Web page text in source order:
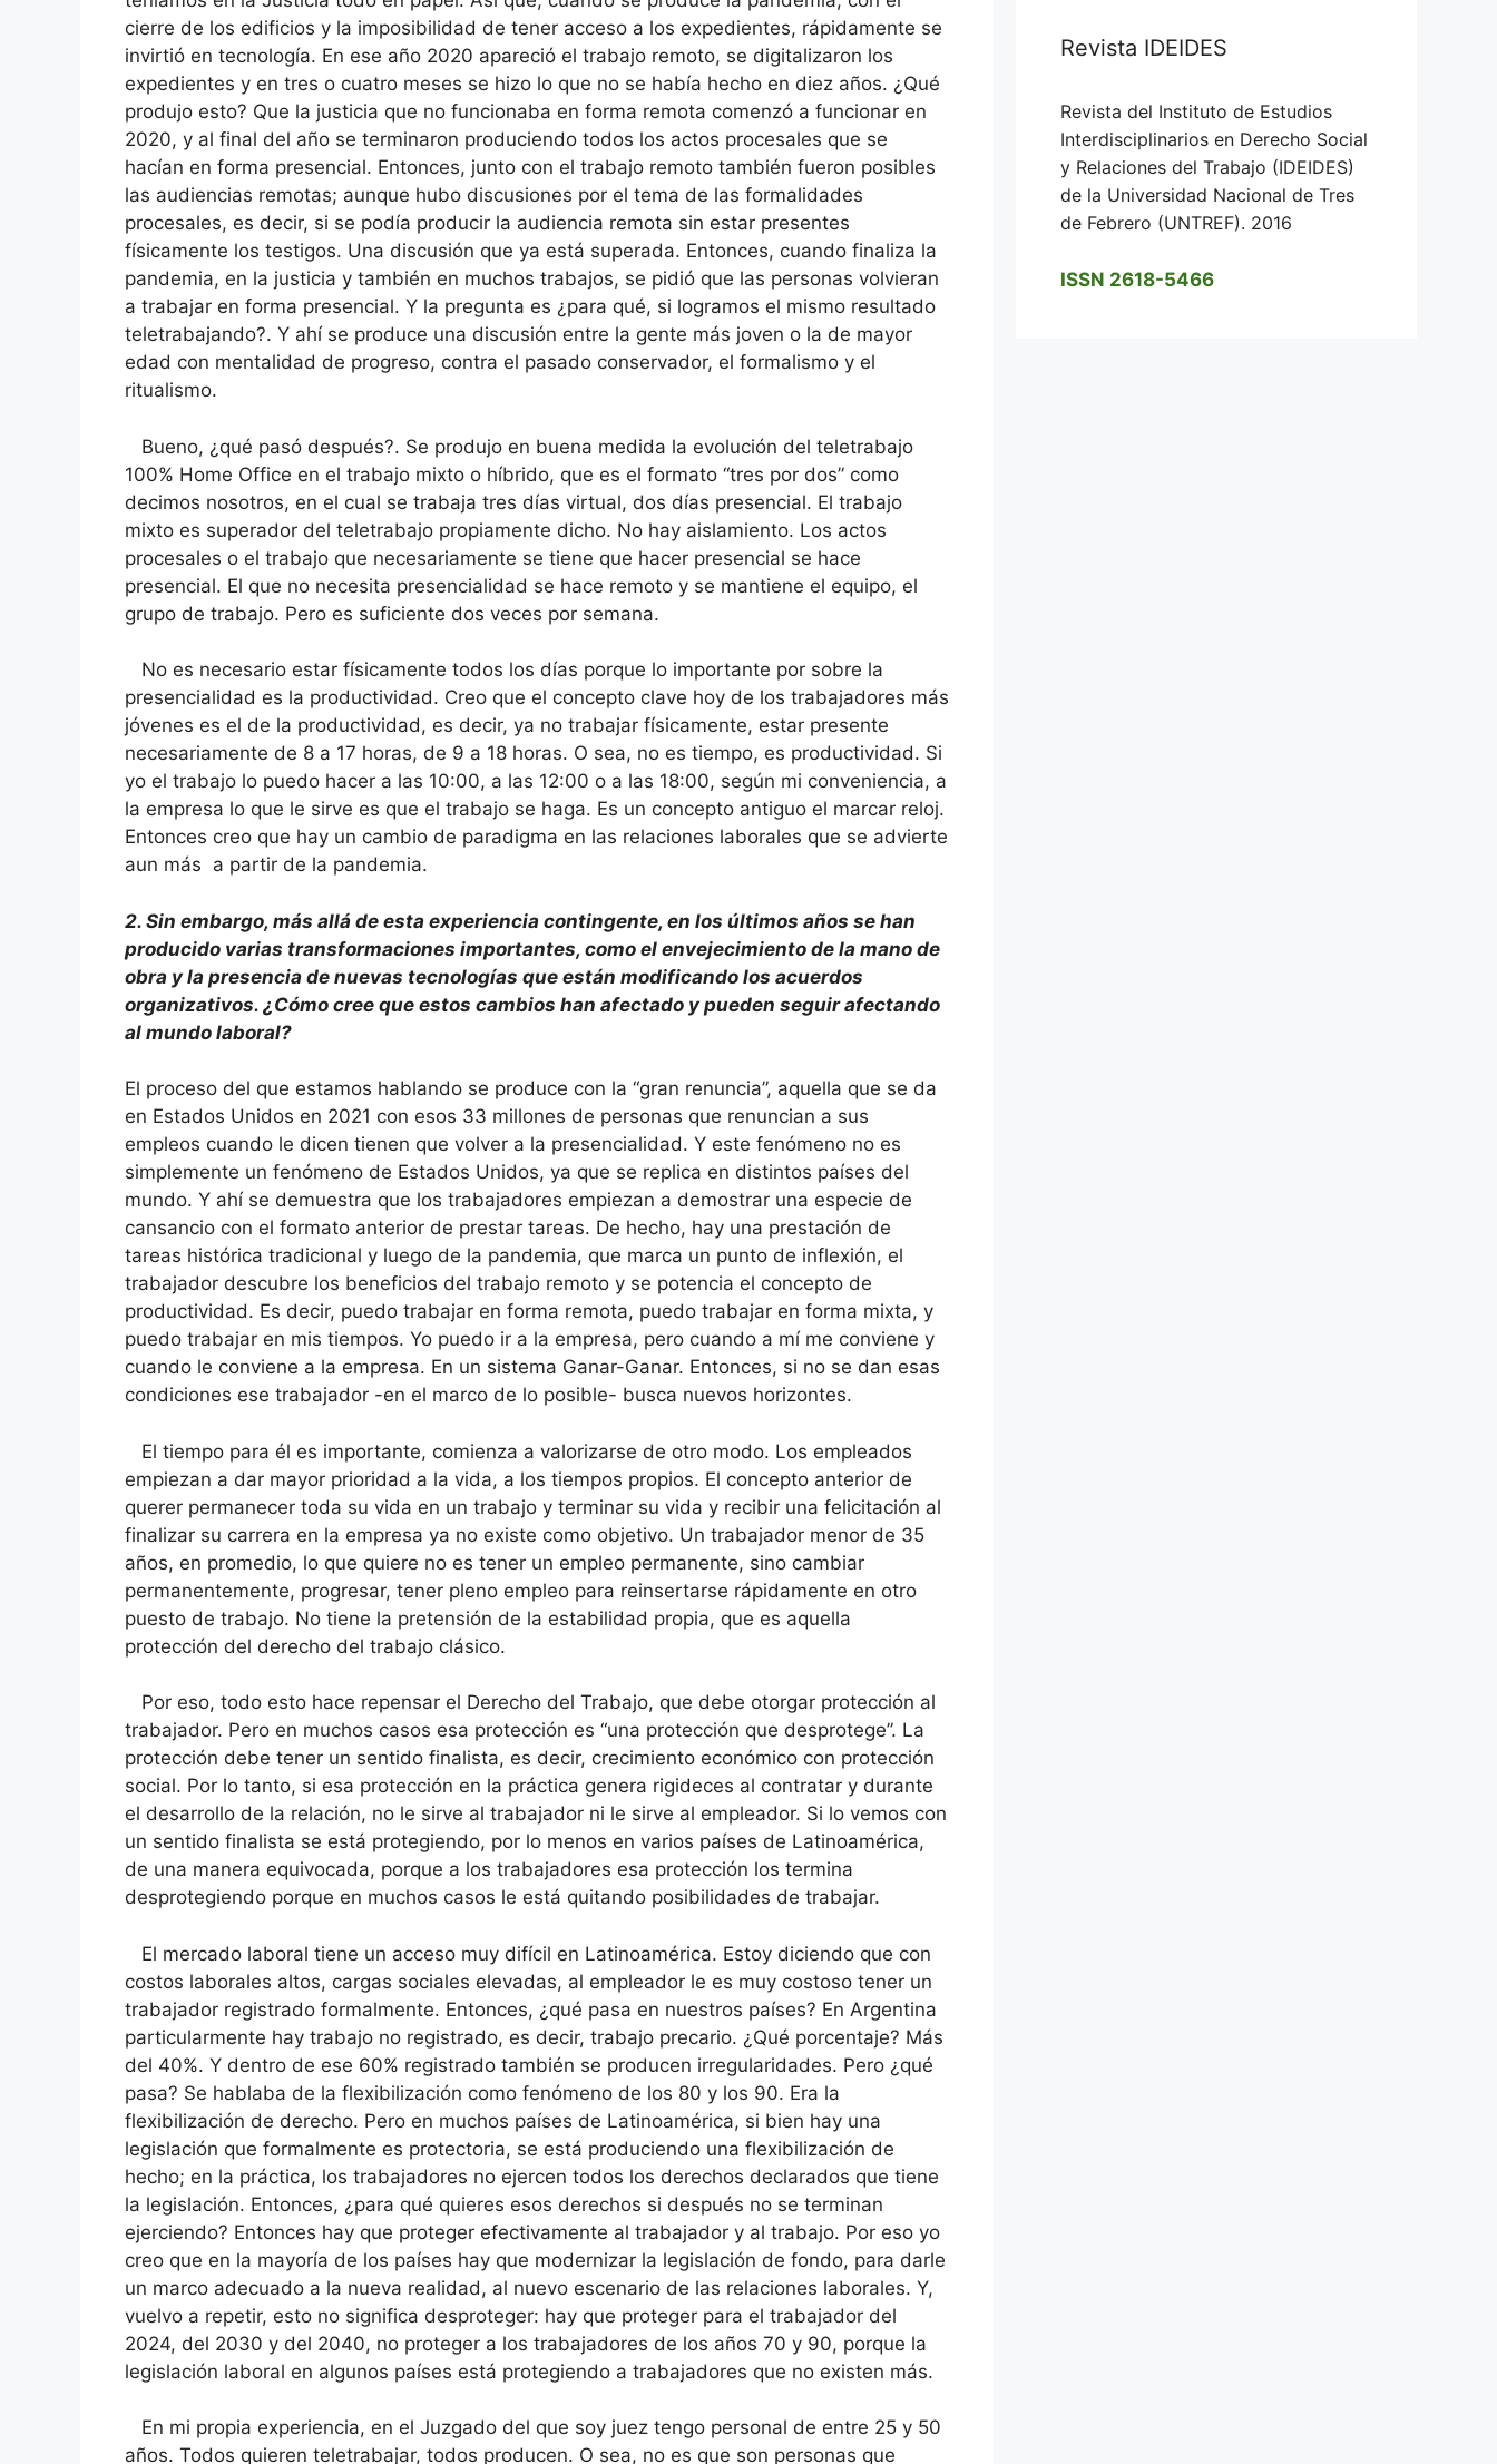
cierre de los edificios y la imposibilidad de tener acceso a los expedientes, rápidamente se
invirtió en tecnología. En ese año 2020 apareció el trabajo remoto, se digitalizaron los
expedientes y en tres o cuatro meses se hizo lo que no se había hecho en diez años. ¿Qué
produjo esto? Que la justicia que no funcionaba en forma remota comenzó a funcionar en
2020, y al final del año se terminaron produciendo todos los actos procesales que se
hacían en forma presencial. Entonces, junto con el trabajo remoto también fueron posibles
las audiencias remotas; aunque hubo discusiones por el tema de las formalidades
procesales, es decir, si se podía producir la audiencia remota sin estar presentes
físicamente los testigos. Una discusión que ya está superada. Entonces, cuando finaliza la
pandemia, en la justicia y también en muchos trabajos, se pidió que las personas volvieran
a trabajar en forma presencial. Y la pregunta es ¿para qué, si logramos el mismo resultado
teletrabajando?. Y ahí se produce una discusión entre la gente más joven o la de mayor
edad con mentalidad de progreso, contra el pasado conservador, el formalismo y el
ritualismo.
Bueno, ¿qué pasó después?. Se produjo en buena medida la evolución del teletrabajo
100% Home Office en el trabajo mixto o híbrido, que es el formato “tres por dos” como
decimos nosotros, en el cual se trabaja tres días virtual, dos días presencial. El trabajo
mixto es superador del teletrabajo propiamente dicho. No hay aislamiento. Los actos
procesales o el trabajo que necesariamente se tiene que hacer presencial se hace
presencial. El que no necesita presencialidad se hace remoto y se mantiene el equipo, el
grupo de trabajo. Pero es suficiente dos veces por semana.
No es necesario estar físicamente todos los días porque lo importante por sobre la
presencialidad es la productividad. Creo que el concepto clave hoy de los trabajadores más
jóvenes es el de la productividad, es decir, ya no trabajar físicamente, estar presente
necesariamente de 8 a 17 horas, de 9 a 18 horas. O sea, no es tiempo, es productividad. Si
yo el trabajo lo puedo hacer a las 10:00, a las 12:00 o a las 18:00, según mi conveniencia, a
la empresa lo que le sirve es que el trabajo se haga. Es un concepto antiguo el marcar reloj.
Entonces creo que hay un cambio de paradigma en las relaciones laborales que se advierte
aun más a partir de la pandemia.
2. Sin embargo, más allá de esta experiencia contingente, en los últimos años se han
producido varias transformaciones importantes, como el envejecimiento de la mano de
obra y la presencia de nuevas tecnologías que están modificando los acuerdos
organizativos. ¿Cómo cree que estos cambios han afectado y pueden seguir afectando
al mundo laboral?
El proceso del que estamos hablando se produce con la “gran renuncia”, aquella que se da
en Estados Unidos en 2021 con esos 33 millones de personas que renuncian a sus
empleos cuando le dicen tienen que volver a la presencialidad. Y este fenómeno no es
simplemente un fenómeno de Estados Unidos, ya que se replica en distintos países del
mundo. Y ahí se demuestra que los trabajadores empiezan a demostrar una especie de
cansancio con el formato anterior de prestar tareas. De hecho, hay una prestación de
tareas histórica tradicional y luego de la pandemia, que marca un punto de inflexión, el
trabajador descubre los beneficios del trabajo remoto y se potencia el concepto de
productividad. Es decir, puedo trabajar en forma remota, puedo trabajar en forma mixta, y
puedo trabajar en mis tiempos. Yo puedo ir a la empresa, pero cuando a mí me conviene y
cuando le conviene a la empresa. En un sistema Ganar-Ganar. Entonces, si no se dan esas
condiciones ese trabajador -en el marco de lo posible- busca nuevos horizontes.
El tiempo para él es importante, comienza a valorizarse de otro modo. Los empleados
empiezan a dar mayor prioridad a la vida, a los tiempos propios. El concepto anterior de
querer permanecer toda su vida en un trabajo y terminar su vida y recibir una felicitación al
finalizar su carrera en la empresa ya no existe como objetivo. Un trabajador menor de 35
años, en promedio, lo que quiere no es tener un empleo permanente, sino cambiar
permanentemente, progresar, tener pleno empleo para reinsertarse rápidamente en otro
puesto de trabajo. No tiene la pretensión de la estabilidad propia, que es aquella
protección del derecho del trabajo clásico.
Por eso, todo esto hace repensar el Derecho del Trabajo, que debe otorgar protección al
trabajador. Pero en muchos casos esa protección es “una protección que desprotege”. La
protección debe tener un sentido finalista, es decir, crecimiento económico con protección
social. Por lo tanto, si esa protección en la práctica genera rigideces al contratar y durante
el desarrollo de la relación, no le sirve al trabajador ni le sirve al empleador. Si lo vemos con
un sentido finalista se está protegiendo, por lo menos en varios países de Latinoamérica,
de una manera equivocada, porque a los trabajadores esa protección los termina
desprotegiendo porque en muchos casos le está quitando posibilidades de trabajar.
El mercado laboral tiene un acceso muy difícil en Latinoamérica. Estoy diciendo que con
costos laborales altos, cargas sociales elevadas, al empleador le es muy costoso tener un
trabajador registrado formalmente. Entonces, ¿qué pasa en nuestros países? En Argentina
particularmente hay trabajo no registrado, es decir, trabajo precario. ¿Qué porcentaje? Más
del 40%. Y dentro de ese 60% registrado también se producen irregularidades. Pero ¿qué
pasa? Se hablaba de la flexibilización como fenómeno de los 80 y los 90. Era la
flexibilización de derecho. Pero en muchos países de Latinoamérica, si bien hay una
legislación que formalmente es protectoria, se está produciendo una flexibilización de
hecho; en la práctica, los trabajadores no ejercen todos los derechos declarados que tiene
la legislación. Entonces, ¿para qué quieres esos derechos si después no se terminan
ejerciendo? Entonces hay que proteger efectivamente al trabajador y al trabajo. Por eso yo
creo que en la mayoría de los países hay que modernizar la legislación de fondo, para darle
un marco adecuado a la nueva realidad, al nuevo escenario de las relaciones laborales. Y,
vuelvo a repetir, esto no significa desproteger: hay que proteger para el trabajador del
2024, del 2030 y del 2040, no proteger a los trabajadores de los años 70 y 90, porque la
legislación laboral en algunos países está protegiendo a trabajadores que no existen más.
En mi propia experiencia, en el Juzgado del que soy juez tengo personal de entre 25 y 50
años. Todos quieren teletrabajar, todos producen. O sea, no es que son personas que
Revista IDEIDES
Revista del Instituto de Estudios
Interdisciplinarios en Derecho Social
y Relaciones del Trabajo (IDEIDES)
de la Universidad Nacional de Tres
de Febrero (UNTREF). 2016
ISSN 2618-5466